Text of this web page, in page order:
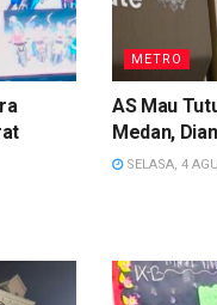
METRO
AS Mau
Medan,
SELASA, 4